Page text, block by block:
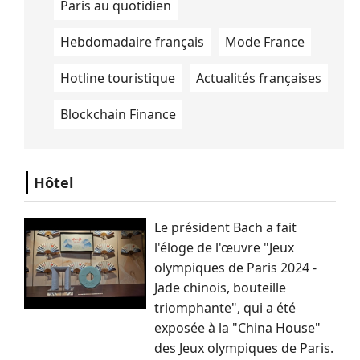
Paris au quotidien
Hebdomadaire français Mode France
Hotline touristique Actualités françaises
Blockchain Finance
Hôtel
Le président Bach a fait
l'éloge de l'œuvre "Jeux
olympiques de Paris 2024 -
Jade chinois, bouteille
triomphante", qui a été
exposée à la "China House"
des Jeux olympiques de Paris.